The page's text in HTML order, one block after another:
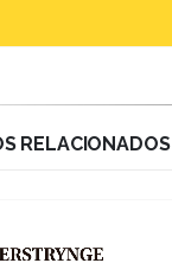
RELACIONADOS